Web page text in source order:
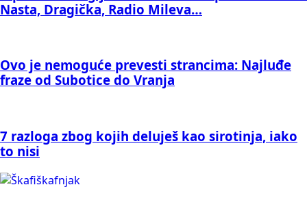
Nasta, Dragička, Radio Mileva…
Ovo je nemoguće prevesti strancima: Najluđe
fraze od Subotice do Vranja
7 razloga zbog kojih deluješ kao sirotinja, iako
to nisi